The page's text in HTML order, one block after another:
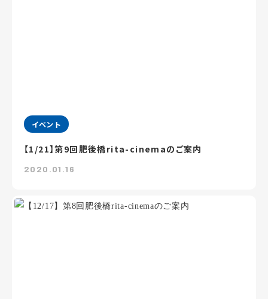
イベント
【1/21】第9回肥後橋rita-cinemaのご案内
2020.01.16